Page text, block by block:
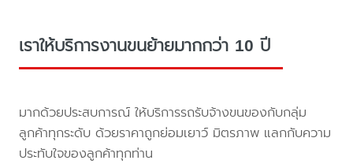
เราให้บริการงานขนย้ายมากกว่า 10 ปี
มากด้วยประสบการณ์ ให้บริการรถรับจ้างขนของกับกลุ่ม
ลูกค้าทุกระดับ ด้วยราคาถูกย่อมเยาว์ มิตรภาพ แลกกับความ
ประทับใจของลูกค้าทุกท่าน